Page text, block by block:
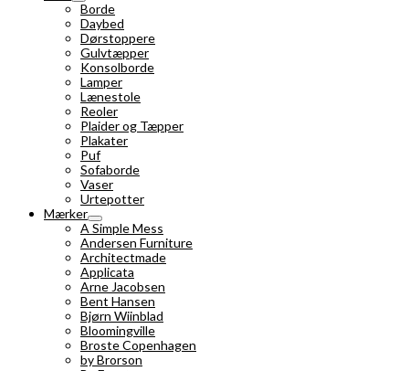
Borde
Daybed
Dørstoppere
Gulvtæpper
Konsolborde
Lamper
Lænestole
Reoler
Plaider og Tæpper
Plakater
Puf
Sofaborde
Vaser
Urtepotter
Mærker
A Simple Mess
Andersen Furniture
Architectmade
Applicata
Arne Jacobsen
Bent Hansen
Bjørn Wiinblad
Bloomingville
Broste Copenhagen
by Brorson